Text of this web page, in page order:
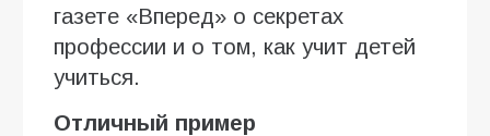
газете «Вперед» о секретах
профессии и о том, как учит детей
учиться.
Отличный пример